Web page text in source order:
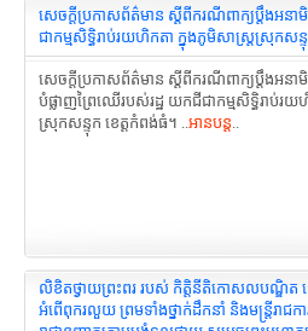
សេចក្ដីប្រកាសព័ត៌មាន ស្ដីពីករណីពាក្យប្តឹងអនា
ជាកម្មសិទ្ធិរាប់រយហិកតា ក្នុងភូមិសាស្ត្រស្រុកសន្
សេចក្ដីប្រកាសព័ត៌មាន ស្ដីពីករណីពាក្យប្តឹងអនាមិ
បំផ្លាញព្រៃឈើរបស់រដ្ឋ យកជីជាកម្មសិទ្ធិរាប់រយ
ស្រុកសន្ទុក ខេត្តកំពង់ធំ។ ..អានបន្ត..
លិខិតថ្វាយព្រះពរ របស់ កិត្តិនីតិកោសលបណ្ឌិត ទ
អំពើពុករលួយ ព្រមទាំងថ្នាក់ដឹកនាំ និងមន្ត្រីរាជ